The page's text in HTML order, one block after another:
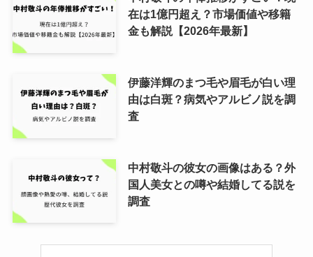
在は1億円超え？市場価値や移籍
金も解説【2026年最新】
伊藤洋輝のまつ毛や眉毛が白い理
由は白斑？病気やアルビノ説を調
査
中村敬斗の彼女の画像はある？外
国人美女との噂や結婚してる説を
調査